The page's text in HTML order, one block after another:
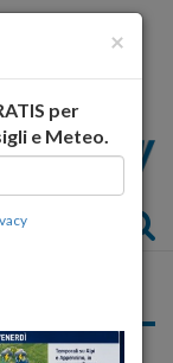
del
×
per
e Meteo.